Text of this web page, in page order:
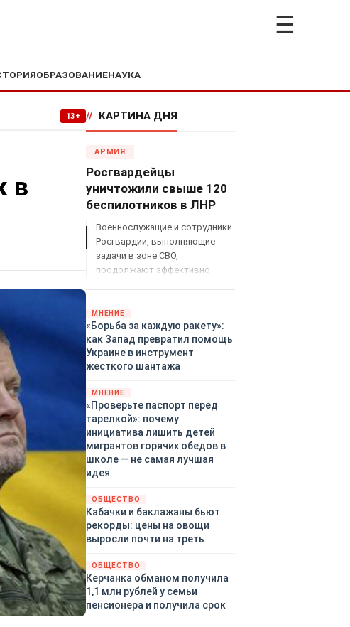
☰
ОБРАЗОВАНИЕНАУКА
13+
в
// КАРТИНА ДНЯ
АРМИЯ
Росгвардейцы
уничтожили свыше 120
беспилотников в ЛНР
Военнослужащие и сотрудники
Росгвардии, выполняющие
задачи в зоне СВО,
продолжают эффективно
МНЕНИЕ
«Борьба за каждую ракету»:
как Запад превратил помощь
Украине в инструмент
жесткого шантажа
МНЕНИЕ
«Проверьте паспорт перед
тарелкой»: почему
инициатива лишить детей
мигрантов горячих обедов в
школе — не самая лучшая
идея
ОБЩЕСТВО
Кабачки и баклажаны бьют
рекорды: цены на овощи
выросли почти на треть
ОБЩЕСТВО
Керчанка обманом получила
1,1 млн рублей у семьи
пенсионера и получила срок